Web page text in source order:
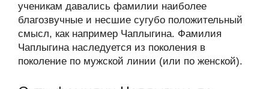
ученикам давались фамилии наиболее
благозвучные и несшие сугубо положительный
смысл, как например Чаплыгина. Фамилия
Чаплыгина наследуется из поколения в
поколение по мужской линии (или по женской).